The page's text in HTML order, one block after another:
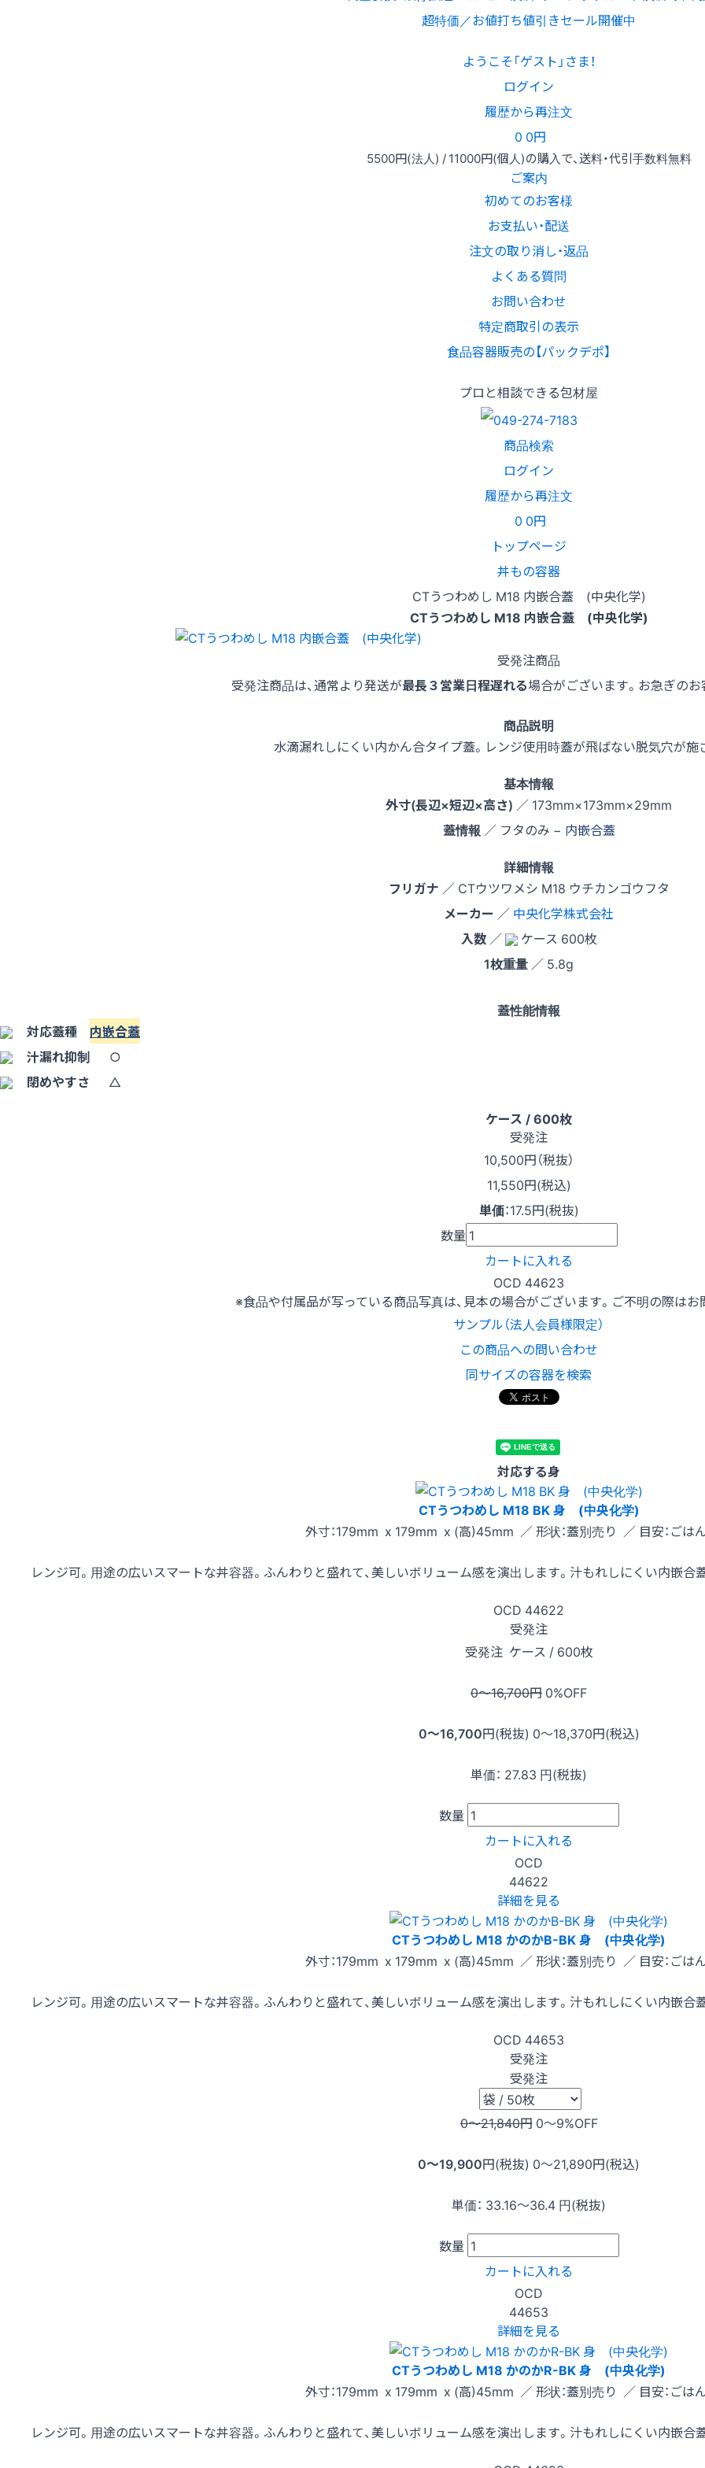
超特価／お値打ち値引きセール開催中
ようこそ「ゲスト」さま！
ログイン
履歴から再注文
0 0円
5500円(法人) /11000円(個人)の購入で、送料・代引手数料無料
ご案内
初めてのお客様
お支払い・配送
注文の取り消し・返品
よくある質問
お問い合わせ
特定商取引の表示
食品容器販売の【パックデポ】
プロと相談できる包材屋
商品検索
ログイン
履歴から再注文
0 0円
トップページ
丼もの容器
CTうつわめし M18 内嵌合蓋 (中央化学)
CTうつわめし M18 内嵌合蓋 (中央化学)
受発注商品
受発注商品は、通常より発送が最長３営業日程遅れる場合がございます。お急ぎの
商品説明
水滴漏れしにくい内かん合タイプ蓋。レンジ使用時蓋が飛ばない脱気穴が施
基本情報
外寸(長辺×短辺×高さ) ／ 173mm×173mm×29mm
蓋情報 ／ フタのみ − 内嵌合蓋
詳細情報
フリガナ ／ CTウツワメシ M18 ウチカンゴウフタ
メーカー ／ 中央化学株式会社
入数／
ケース 600枚
1枚重量 ／ 5.8g
蓋性能情報
対応蓋種 内嵌合蓋
汁漏れ抑制
○
閉めやすさ
△
ケース / 600枚
受発注
10,500円（税抜）
11,550円(税込)
単価：17.5円(税抜)
数量
カートに入れる
OCD 44623
※食品や付属品が写っている商品写真は、見本の場合がございます。ご不明の際はお
サンプル（法人会員様限定）
この商品への問い合わせ
同サイズの容器を検索
対応する身
CTうつわめし M18 BK 身 (中央化学)
外寸：179mm x 179mm x (高)45mm ／ 形状：蓋別売り ／ 目安：ごは
レンジ可。用途の広いスマートな丼容器。ふんわりと盛れて、美しいボリューム感を演出します。汁もれしにくい内嵌
OCD 44622
受発注
受発注 ケース / 600枚
0〜16,700円 0%OFF
0〜16,700円(税抜) 0〜18,370円(税込)
単価： 27.83 円(税抜)
数量
カートに入れる
OCD
44622
詳細を見る
CTうつわめし M18 かのかB-BK 身 (中央化学)
外寸：179mm x 179mm x (高)45mm ／ 形状：蓋別売り ／ 目安：ごは
レンジ可。用途の広いスマートな丼容器。ふんわりと盛れて、美しいボリューム感を演出します。汁もれしにくい内嵌
OCD 44653
受発注
受発注
0〜21,840円 0〜9%OFF
0〜19,900円(税抜) 0〜21,890円(税込)
単価： 33.16〜36.4 円(税抜)
数量
カートに入れる
OCD
44653
詳細を見る
CTうつわめし M18 かのかR-BK 身 (中央化学)
外寸：179mm x 179mm x (高)45mm ／ 形状：蓋別売り ／ 目安：ごは
レンジ可。用途の広いスマートな丼容器。ふんわりと盛れて、美しいボリューム感を演出します。汁もれしにくい内嵌